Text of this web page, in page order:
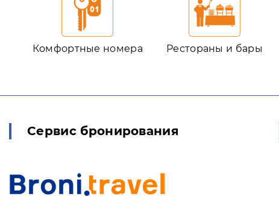
Комфортные номера Рестораны и бары
Сервис бронирования